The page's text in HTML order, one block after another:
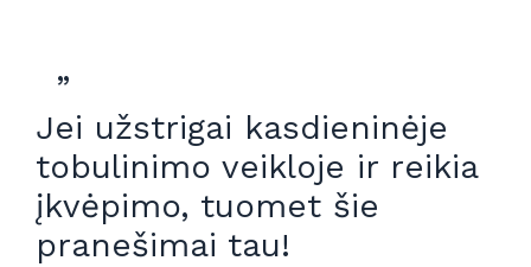
”
Jei užstrigai kasdieninėje
tobulinimo veikloje ir reikia
įkvėpimo, tuomet šie
pranešimai tau!